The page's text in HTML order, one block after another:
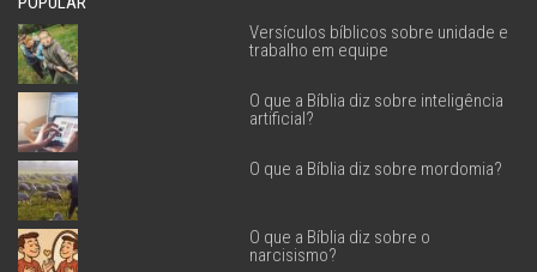
Versículos bíblicos sobre unidade e
trabalho em equipe
O que a Bíblia diz sobre inteligência
artificial?
O que a Bíblia diz sobre mordomia?
O que a Bíblia diz sobre o
narcisismo?